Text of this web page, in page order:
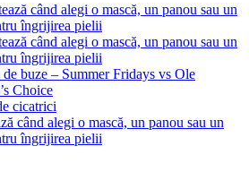
când alegi o mască, un panou sau un
îngrijirea pielii
când alegi o mască, un panou sau un
îngrijirea pielii
de buze – Summer Fridays vs Ole
Choice
cicatrici
când alegi o mască, un panou sau un
îngrijirea pielii